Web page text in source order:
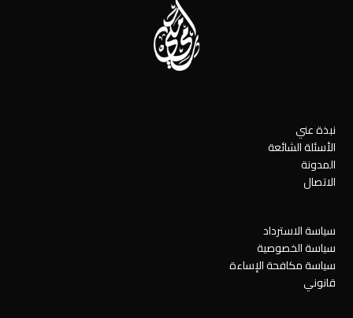
نبذة عني
الأسئلة الشائعة
المدونة
الاتصال
سياسة الاسترداد
سياسة الخصوصية
سياسة مكافحة الإساءة
قانوني